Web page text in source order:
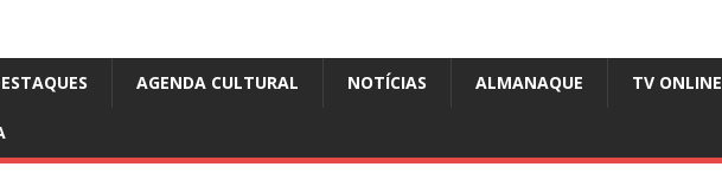
AGENDA CULTURAL NOTÍCIAS ALMANAQUE TV ONLINE